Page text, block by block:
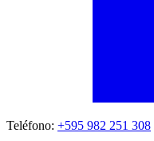
Teléfono: +595 982 251 308